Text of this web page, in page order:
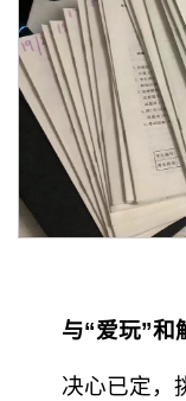
与“爱玩”和
决心已定，